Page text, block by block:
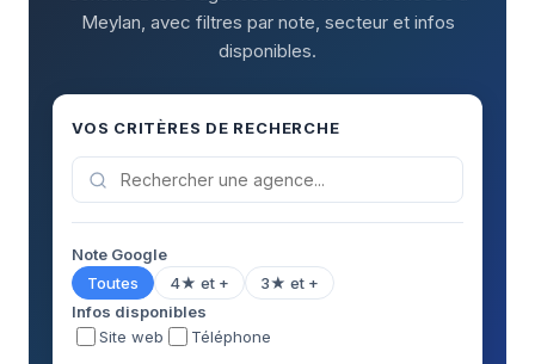
Meylan, avec filtres par note, secteur et infos
disponibles.
VOS CRITÈRES DE RECHERCHE
Note Google
Toutes
4★ et +
3★ et +
Infos disponibles
Site web
Téléphone